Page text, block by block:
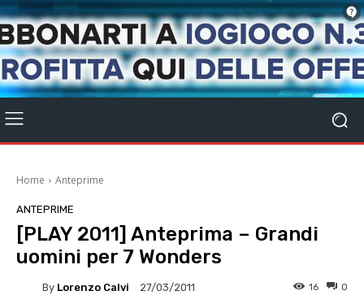
Home Anteprime
ANTEPRIME
[PLAY 2011] Anteprima – Grandi
uomini per 7 Wonders
By Lorenzo Calvi 27/03/2011 0
16